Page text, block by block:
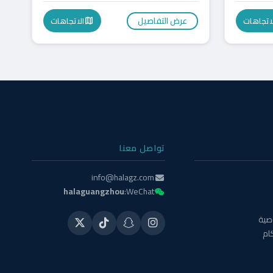
عرض التفاصيل mapالاتجاهات
تواصل معنا
info@halagz.com
WeChat:
halaguangzhou